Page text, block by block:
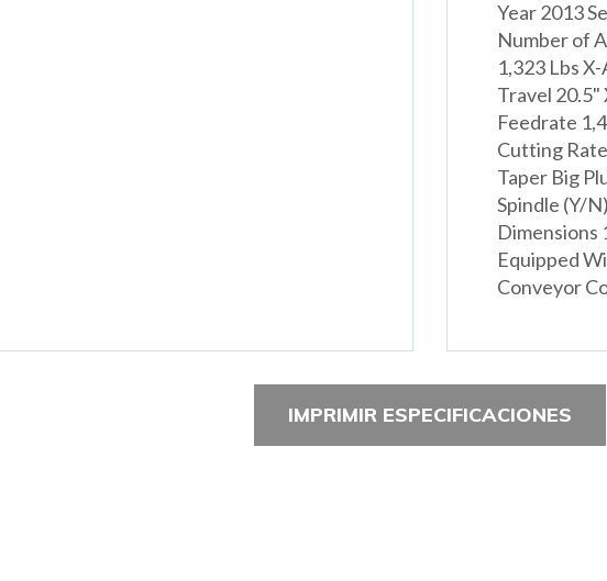
Year 2013
Number of
1,323 Lbs
Travel 20.5"
Feedrate
Cutting
Taper Big
Spindle (Y/
Dimensions
Equipped
Conveyor
IMPRIMIR ESPECIFICACIONES